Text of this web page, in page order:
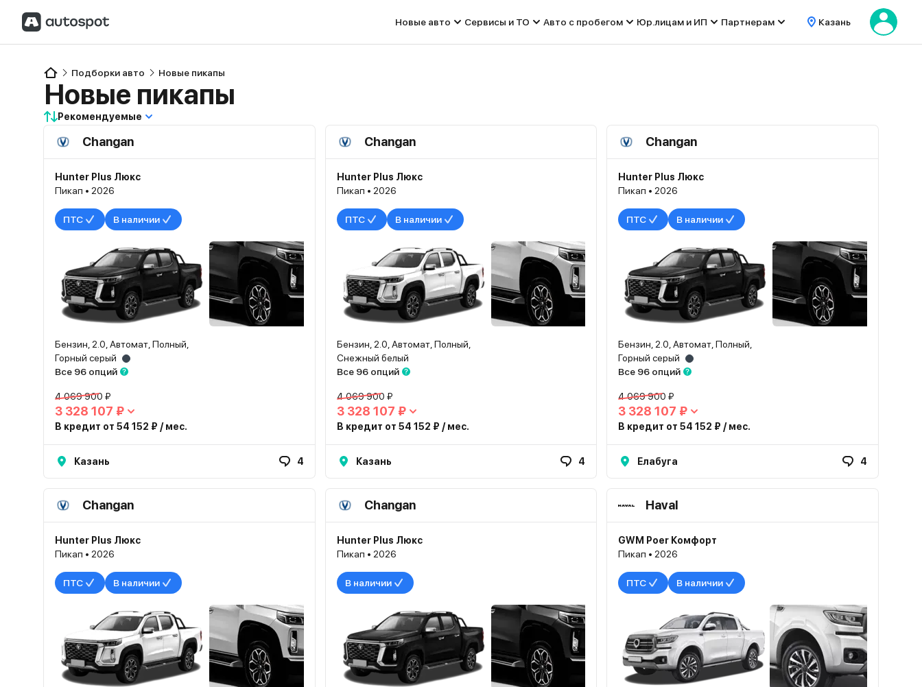
Новые авто Сервисы и ТО Авто с пробегом Юр.лицам и ИП Партнерам Казань
Подборки авто Новые пикапы
Новые пикапы
Рекомендуемые
Changan
Hunter Plus Люкс
Пикап • 2026
ПТС В наличии
Бензин, 2.0, Автомат, Полный,
Горный серый
Все 96 опций
4 069 900 ₽
3 328 107 ₽
В кредит от 54 152 ₽ / мес.
Казань 4
Changan
Hunter Plus Люкс
Пикап • 2026
ПТС В наличии
Бензин, 2.0, Автомат, Полный,
Снежный белый
Все 96 опций
4 069 900 ₽
3 328 107 ₽
В кредит от 54 152 ₽ / мес.
Казань 4
Changan
Hunter Plus Люкс
Пикап • 2026
ПТС В наличии
Бензин, 2.0, Автомат, Полный,
Горный серый
Все 96 опций
4 069 900 ₽
3 328 107 ₽
В кредит от 54 152 ₽ / мес.
Елабуга 4
Changan
Hunter Plus Люкс
Пикап • 2026
ПТС В наличии
Changan
Hunter Plus Люкс
Пикап • 2026
В наличии
Haval
GWM Poer Комфорт
Пикап • 2026
ПТС В наличии